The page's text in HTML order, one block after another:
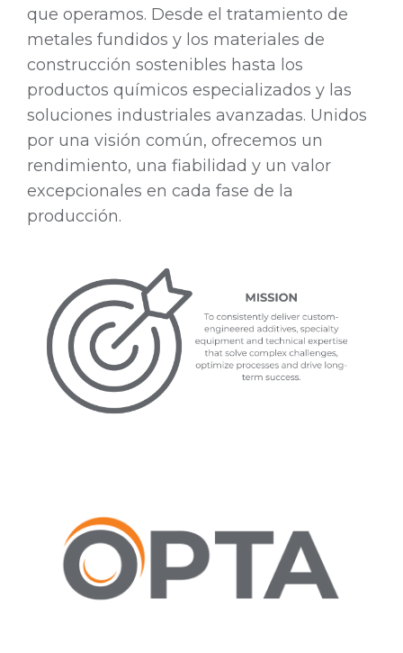
que operamos. Desde el tratamiento de
metales fundidos y los materiales de
construcción sostenibles hasta los
productos químicos especializados y las
soluciones industriales avanzadas. Unidos
por una visión común, ofrecemos un
rendimiento, una fiabilidad y un valor
excepcionales en cada fase de la
producción.